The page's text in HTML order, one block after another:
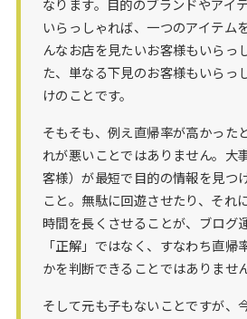
なります。目的のブランドやアイ
いらっしゃれば、一つのアイテム
んなお店を見たいお客様もいらっ
た、単なる下見のお客様もいらっ
けのことです。
そもそも、例え直帰率が高かった
れが悪いことではありません。大
客様）が最短で目的の情報を見つ
こと。無駄に回遊させたり、それ
時間を長くさせることが、ブログ
「正解」ではなく、すなわち直帰
かを判断できることではありません
そして元も子もないことですが、